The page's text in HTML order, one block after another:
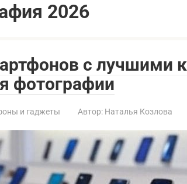
2026
с лучшими
фотографии
и гаджеты Автор: Наталья Козлова